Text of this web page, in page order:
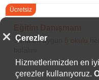
Ücretsiz
Sana en uygun
Çerezler
Hizmetlerimizden en
çerezler kullanıyoruz.